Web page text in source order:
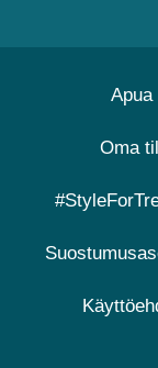
Apua
Oma